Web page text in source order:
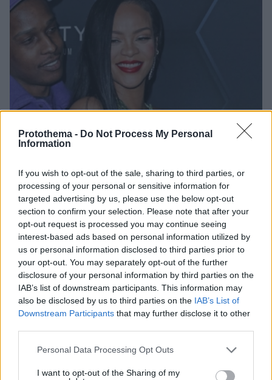
Protothema - Do Not Process My Personal
Information
If you wish to opt-out of the sale, sharing to third parties, or
processing of your personal or sensitive information for
targeted advertising by us, please use the below opt-out
section to confirm your selection. Please note that after your
opt-out request is processed you may continue seeing
interest-based ads based on personal information utilized by
us or personal information disclosed to third parties prior to
your opt-out. You may separately opt-out of the further
disclosure of your personal information by third parties on the
IAB’s list of downstream participants. This information may
also be disclosed by us to third parties on the IAB’s List of
Downstream Participants that may further disclose it to other
Please note that this website/app uses one or more Google
not limited to your visit or usage behaviour. You may click to
Personal Data Processing Opt Outs
I want to opt-out of the Sharing of my
Ποιες Καρντάσιαν; Ο γιος της Ριάνα είναι το πλουσιότερο
μωρό της showbiz με $1,2 δισ. περιουσία
20.05.2022, 14:59
Thema Insights